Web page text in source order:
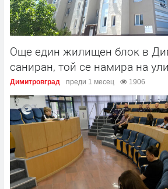
Още един жилищен блок в
саниран, той се намира на
Димитровград преди 1 месец 1906